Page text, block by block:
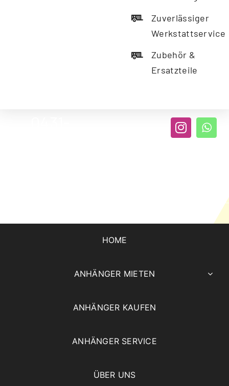
Zuverlässiger
Werkstattservice
Zubehör &
Ersatzteile
HOME
ANHÄNGER MIETEN
ANHÄNGER KAUFEN
ANHÄNGER SERVICE
ÜBER UNS